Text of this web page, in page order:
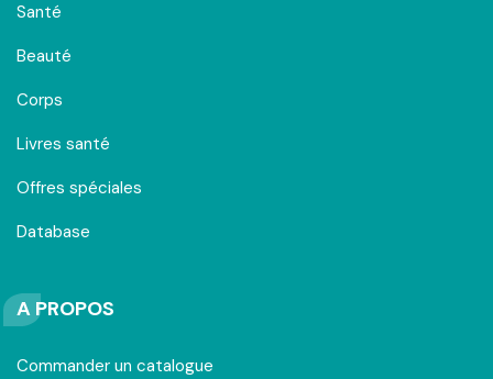
Santé
Beauté
Corps
Livres santé
Offres spéciales
Database
A PROPOS
Commander un catalogue